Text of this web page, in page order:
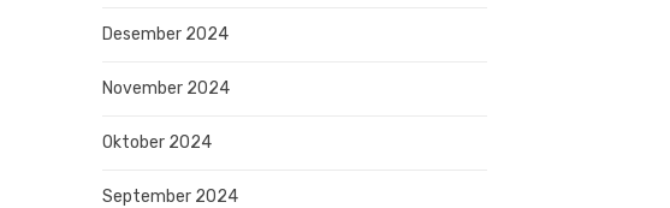
Desember 2024
November 2024
Oktober 2024
September 2024